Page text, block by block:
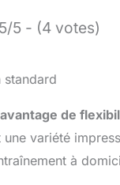
5/5 - (4 votes)
de
variété
à